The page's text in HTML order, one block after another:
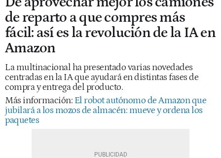
de reparto a que compres más
fácil: así es la revolución de la IA en
Amazon
La multinacional ha presentado varias novedades
centradas en la IA que ayudará en distintas fases de
compra y entrega del producto.
Más información: El robot autónomo de Amazon que
jubilará a los mozos de almacén: mueve y ordena los
paquetes